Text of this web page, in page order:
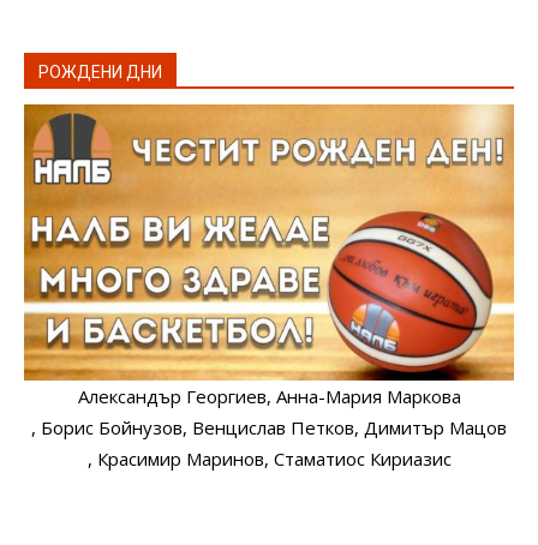
РОЖДЕНИ ДНИ
Александър Георгиев, Анна-Мария Маркова
, Борис Бойнузов, Венцислав Петков, Димитър Мацов
, Красимир Маринов, Стаматиос Кириазис